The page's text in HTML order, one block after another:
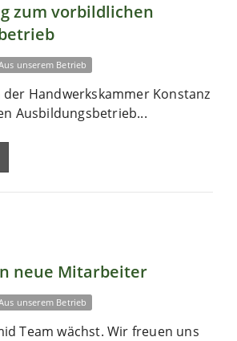
zum vorbildlichen
unserem Betrieb
Handwerkskammer Konstanz
Ausbildungsbetrieb...
neue Mitarbeiter
unserem Betrieb
Team wächst. Wir freuen uns